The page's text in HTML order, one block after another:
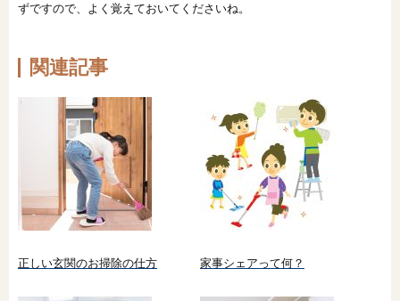
ずですので、よく覚えておいてくださいね。
関連記事
正しい玄関のお掃除の仕方 家事シェアって何？